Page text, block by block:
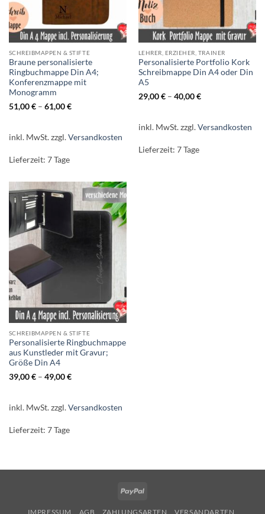
SCHREIBMAPPEN & STIFTE
Braune personalisierte
Ringbuchmappe Din A4;
Konferenzmappe mit
Monogramm
51,00€– 61,00€
inkl. MwSt.zzgl.Versandkosten
Lieferzeit: 7 Tage
LEHRER, ERZIEHER, TRAINER
Personalisierte Portfolio Kork
Schreibmappe Din A4 oder Din
A5
29,00€– 40,00€
inkl. MwSt.zzgl.Versandkosten
Lieferzeit: 7 Tage
SCHREIBMAPPEN & STIFTE
Personalisierte Ringbuchmappe
aus Kunstleder mit Gravur;
Größe Din A4
39,00€– 49,00€
inkl. MwSt.zzgl.Versandkosten
Lieferzeit: 7 Tage
PayPal
IMPRESSUM AGB ZAHLUNGSARTEN VERSANDARTEN